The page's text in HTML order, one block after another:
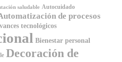
saludable Autocuidado
de procesos
tecnológicos
Bienestar personal
Decoración de